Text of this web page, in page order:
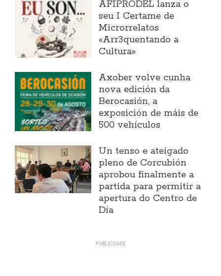
AFIPRODEL lanza o
seu I Certame de
Microrrelatos
«Arr3quentando a
Cultura»
Axober volve cunha
nova edición da
Berocasión, a
exposición de máis de
500 vehículos
Un tenso e ateigado
pleno de Corcubión
aprobou finalmente a
partida para permitir a
apertura do Centro de
Día